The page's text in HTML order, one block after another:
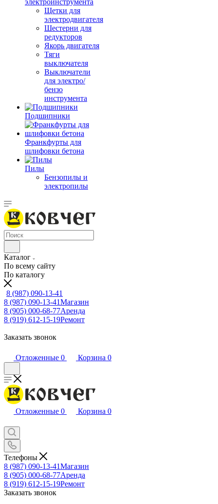
электроинструмента
Щетки для
электродвигателя
Шестерни для
редукторов
Якорь двигателя
Тяги
выключателя
Выключатели
для электро/
бензо
инструмента
Подшипники
Франкфурты для
шлифовки бетона
Пилы
Бензопилы и
электропилы
Каталог
По всему сайту
По каталогу
8 (987) 090-13-41
8 (987) 090-13-41Магазин
8 (905) 000-68-77Аренда
8 (919) 612-15-19Ремонт
Заказать звонок
Отложенные 0 Корзина 0
Отложенные 0 Корзина 0
Телефоны
8 (987) 090-13-41Магазин
8 (905) 000-68-77Аренда
8 (919) 612-15-19Ремонт
Заказать звонок